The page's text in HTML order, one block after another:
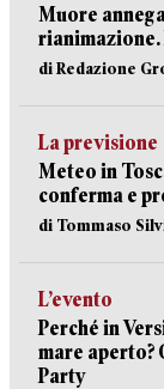
Muore
rianimazione.
di Redazione
La previsione
Meteo in
conferma e
di Tommaso
L’evento
Perché in
mare aperto?
Party